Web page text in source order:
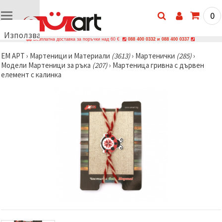
Използваме
🍪
Използваме
бисквитки
показваме
0
Безплатна доставка за поръчки над 60 € 088 400 0332 и 088 400 0337
ЕМ АРТ › Мартеници и Материали (3613)› Мартенички (285)›
Модели Мартеници за ръка (207)› Мартеница гривна с дървен
елемент с калинка